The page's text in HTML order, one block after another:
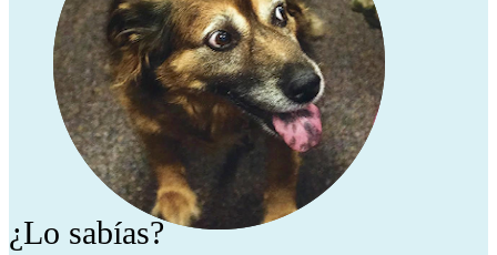
¿Lo sabías?